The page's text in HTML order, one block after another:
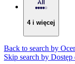
4 i więcej
Back to search by
Skip search by Dostęp